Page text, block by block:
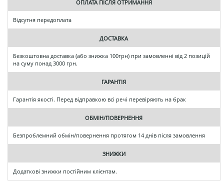
ОПЛАТА ПІСЛЯ ОТРИМАННЯ
Відсутня передоплата
ДОСТАВКА
Безкоштовна доставка (або знижка 100грн) при замовленні від 2 позицій
на суму понад 3000 грн.
ГАРАНТІЯ
Гарантія якості. Перед відправкою всі речі перевіряють на брак
ОБМІН/ПОВЕРНЕННЯ
Безпроблемний обмін/повернення протягом 14 днів після замовлення
ЗНИЖКИ
Додаткові знижки постійним клієнтам.